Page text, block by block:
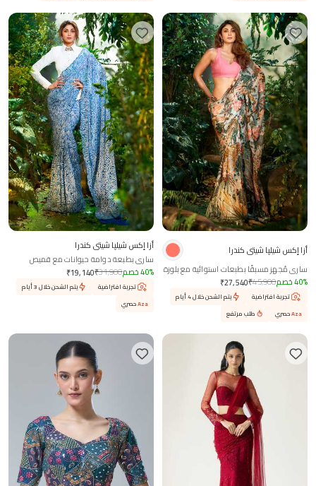
أزا إكس شيلپا شيتي كندرا
ساري مُجهز مسبقًا بطبعات استوائية مع بلوزة
متباينة
₹27,540₹45,900 40% خصم
تجربة افتراضية
يتم الشحن خلال 4 أيام
Azaحصري طلب مرتفع
أزا إكس شيلپا شيتي كندرا
ساري بطبعة دوامة حيوانات مع قميص
₹19,140₹31,900 40% خصم
تجربة افتراضية
يتم الشحن خلال 3 أيام
Azaحصري